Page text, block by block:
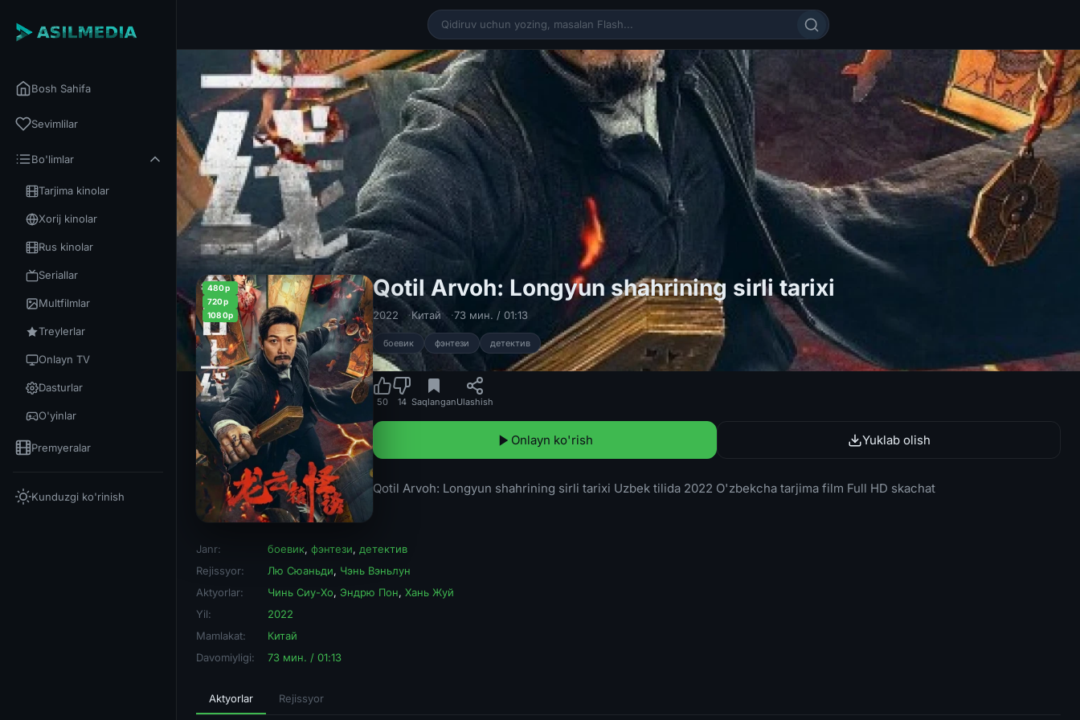
Bosh Sahifa
Sevimlilar
Bo'limlar
Tarjima kinolar
Xorij kinolar
Rus kinolar
Seriallar
Multfilmlar
Treylerlar
Onlayn TV
Dasturlar
O'yinlar
Premyeralar
Kunduzgi ko'rinish
480p
720p
1080p
Qotil Arvoh: Longyun shahrining sirli tarixi
2022 Китай 73 мин. / 01:13
боевик фэнтези детектив
50 14 SaqlanganUlashish
Onlayn ko'rish Yuklab olish
Qotil Arvoh: Longyun shahrining sirli tarixi Uzbek tilida 2022 O'zbekcha tarjima film Full HD skachat
Janr: боевик, фэнтези, детектив
Rejissyor:
Лю Сюаньди, Чэнь Вэньлун
Aktyorlar:
Чинь Сиу-Хо, Эндрю Пон, Хань Жуй
Yil:
2022
Mamlakat:
Китай
Davomiyligi:
73 мин. / 01:13
Aktyorlar Rejissyor